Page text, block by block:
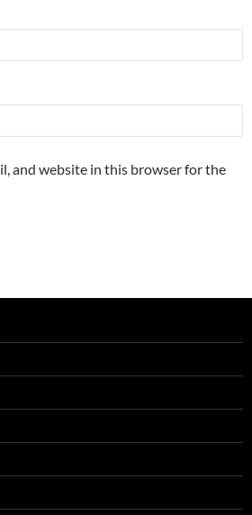
and website in this browser for the